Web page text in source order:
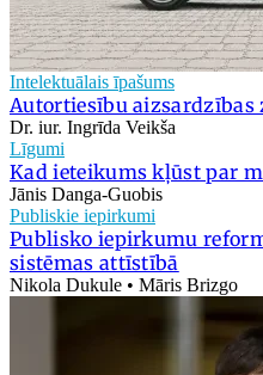
Intelektuālais īpašums
Autortiesību
Dr. iur. Ingrīda Veikša
Līgumi
Kad ieteikums kļūst par
Jānis Danga-Guobis
Publiskie iepirkumi
Publisko iepirkumu
sistēmas attīstībā
Nikola Dukule • Māris Brizgo